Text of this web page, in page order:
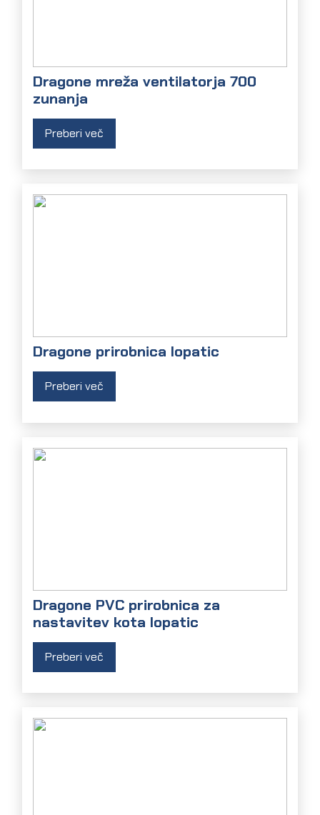
Dragone mreža ventilatorja 700
zunanja
Preberi več
Dragone prirobnica lopatic
Preberi več
Dragone PVC prirobnica za
nastavitev kota lopatic
Preberi več